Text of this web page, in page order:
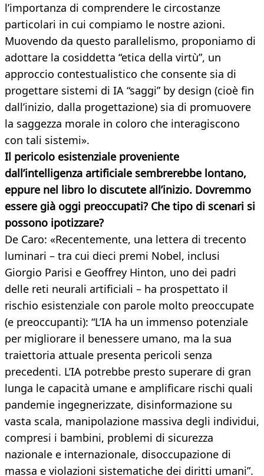
l’importanza di comprendere le circostanze
particolari in cui compiamo le nostre azioni.
Muovendo da questo parallelismo, proponiamo di
adottare la cosiddetta “etica della virtù”, un
approccio contestualistico che consente sia di
progettare sistemi di IA “saggi” by design (cioè fin
dall’inizio, dalla progettazione) sia di promuovere
la saggezza morale in coloro che interagiscono
con tali sistemi».
Il pericolo esistenziale proveniente
dall’intelligenza artificiale sembrerebbe lontano,
eppure nel libro lo discutete all’inizio. Dovremmo
essere già oggi preoccupati? Che tipo di scenari si
possono ipotizzare?
De Caro: «Recentemente, una lettera di trecento
luminari – tra cui dieci premi Nobel, inclusi
Giorgio Parisi e Geoffrey Hinton, uno dei padri
delle reti neurali artificiali – ha prospettato il
rischio esistenziale con parole molto preoccupate
(e preoccupanti): “L’IA ha un immenso potenziale
per migliorare il benessere umano, ma la sua
traiettoria attuale presenta pericoli senza
precedenti. L’IA potrebbe presto superare di gran
lunga le capacità umane e amplificare rischi quali
pandemie ingegnerizzate, disinformazione su
vasta scala, manipolazione massiva degli individui,
compresi i bambini, problemi di sicurezza
nazionale e internazionale, disoccupazione di
massa e violazioni sistematiche dei diritti umani”.